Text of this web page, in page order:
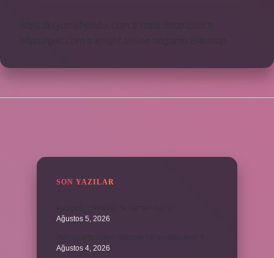
SON YAZILAR
Ağustos 5, 2026
Ağustos 4, 2026